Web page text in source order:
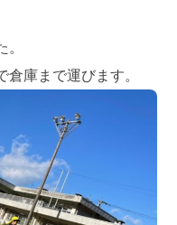
庫まで運びます。